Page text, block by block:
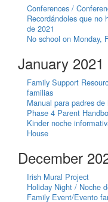
Conferences /
Recordándoles que no
de 2021
No school on Monday,
January 2021
Family Support
familias
Manual para padres
Phase 4 Parent
Kinder noche
House
December
Irish Mural Project
Holiday Night / Noche
Family Event/Evento